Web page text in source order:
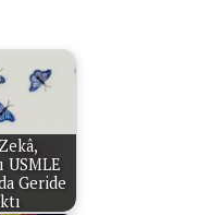
USMLE
Geride